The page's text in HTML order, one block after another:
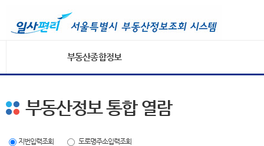
부동산종합정보
부동산정보 통합 열람
지번입력조회 도로명주소입력조회